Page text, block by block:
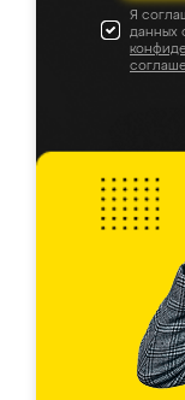
Я
данных